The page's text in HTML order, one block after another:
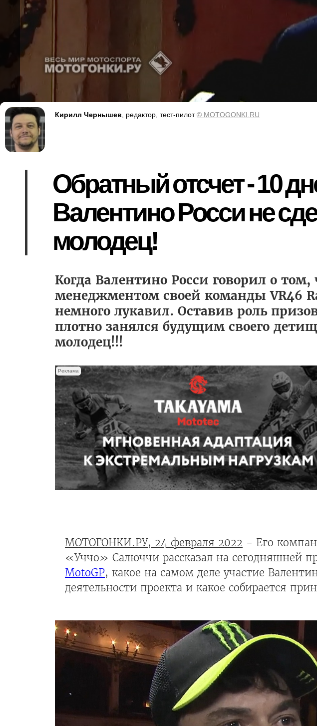
Кирилл Чернышев , редактор, тест-пилот© MOTOGONKI.RU
Обратный отсчет - 10
Валентино Росси не
молодец!
Когда Валентино Росси говорил о том,
менеджментом своей команды VR46
немного лукавил. Оставив роль
плотно занялся будущим своего
молодец!!!
Реклама
МОТОГОНКИ.РУ, 24 февраля 2022 - Его
«Уччо» Салюччи рассказал на сегодняшней
MotoGP, какое на самом деле участие
деятельности проекта и какое собирается